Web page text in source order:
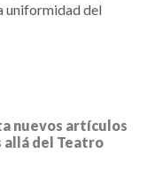
uniformidad del
nuevos artículos
allá del Teatro